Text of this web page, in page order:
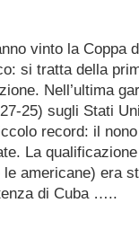
vinto la Coppa
si tratta della
Nell’ultima
25) sugli Stati
record: il
La
americane) era
di Cuba …..